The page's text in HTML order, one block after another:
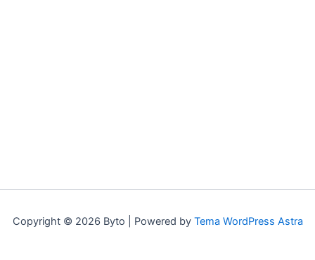
Copyright © 2026 Byto | Powered by Tema WordPress Astra